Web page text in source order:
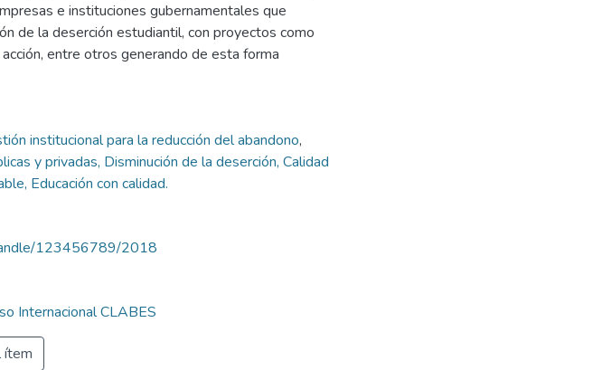
e instituciones gubernamentales que
de la deserción estudiantil, con proyectos como
entre otros generando de esta forma
institucional para la reducción del abandono,
y privadas, Disminución de la deserción, Calidad
Educación con calidad.
123456789/2018
Internacional CLABES
ítem